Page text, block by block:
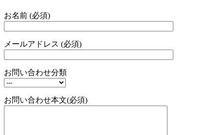
お名前 (必須)
メールアドレス (必須)
お問い合わせ分類
お問い合わせ本文(必須)